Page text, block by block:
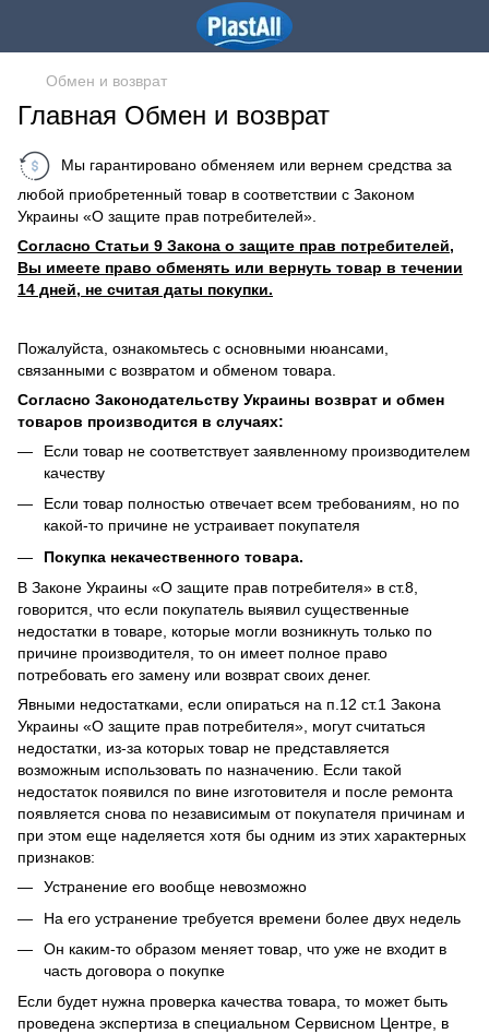
Обмен и возврат
Главная Обмен и возврат
Мы гарантировано обменяем или вернем средства за
любой приобретенный товар в соответствии с Законом
Украины «О защите прав потребителей».
Согласно Статьи 9 Закона о защите прав потребителей,
Вы имеете право обменять или вернуть товар в течении
14 дней, не считая даты покупки.
Пожалуйста, ознакомьтесь с основными нюансами,
связанными с возвратом и обменом товара.
Согласно Законодательству Украины возврат и обмен
товаров производится в случаях:
Если товар не соответствует заявленному производителем
качеству
Если товар полностью отвечает всем требованиям, но по
какой-то причине не устраивает покупателя
Покупка некачественного товара.
В Законе Украины «О защите прав потребителя» в ст.8,
говорится, что если покупатель выявил существенные
недостатки в товаре, которые могли возникнуть только по
причине производителя, то он имеет полное право
потребовать его замену или возврат своих денег.
Явными недостатками, если опираться на п.12 ст.1 Закона
Украины «О защите прав потребителя», могут считаться
недостатки, из-за которых товар не представляется
возможным использовать по назначению. Если такой
недостаток появился по вине изготовителя и после ремонта
появляется снова по независимым от покупателя причинам и
при этом еще наделяется хотя бы одним из этих характерных
признаков:
Устранение его вообще невозможно
На его устранение требуется времени более двух недель
Он каким-то образом меняет товар, что уже не входит в
часть договора о покупке
Если будет нужна проверка качества товара, то может быть
проведена экспертиза в специальном Сервисном Центре, в